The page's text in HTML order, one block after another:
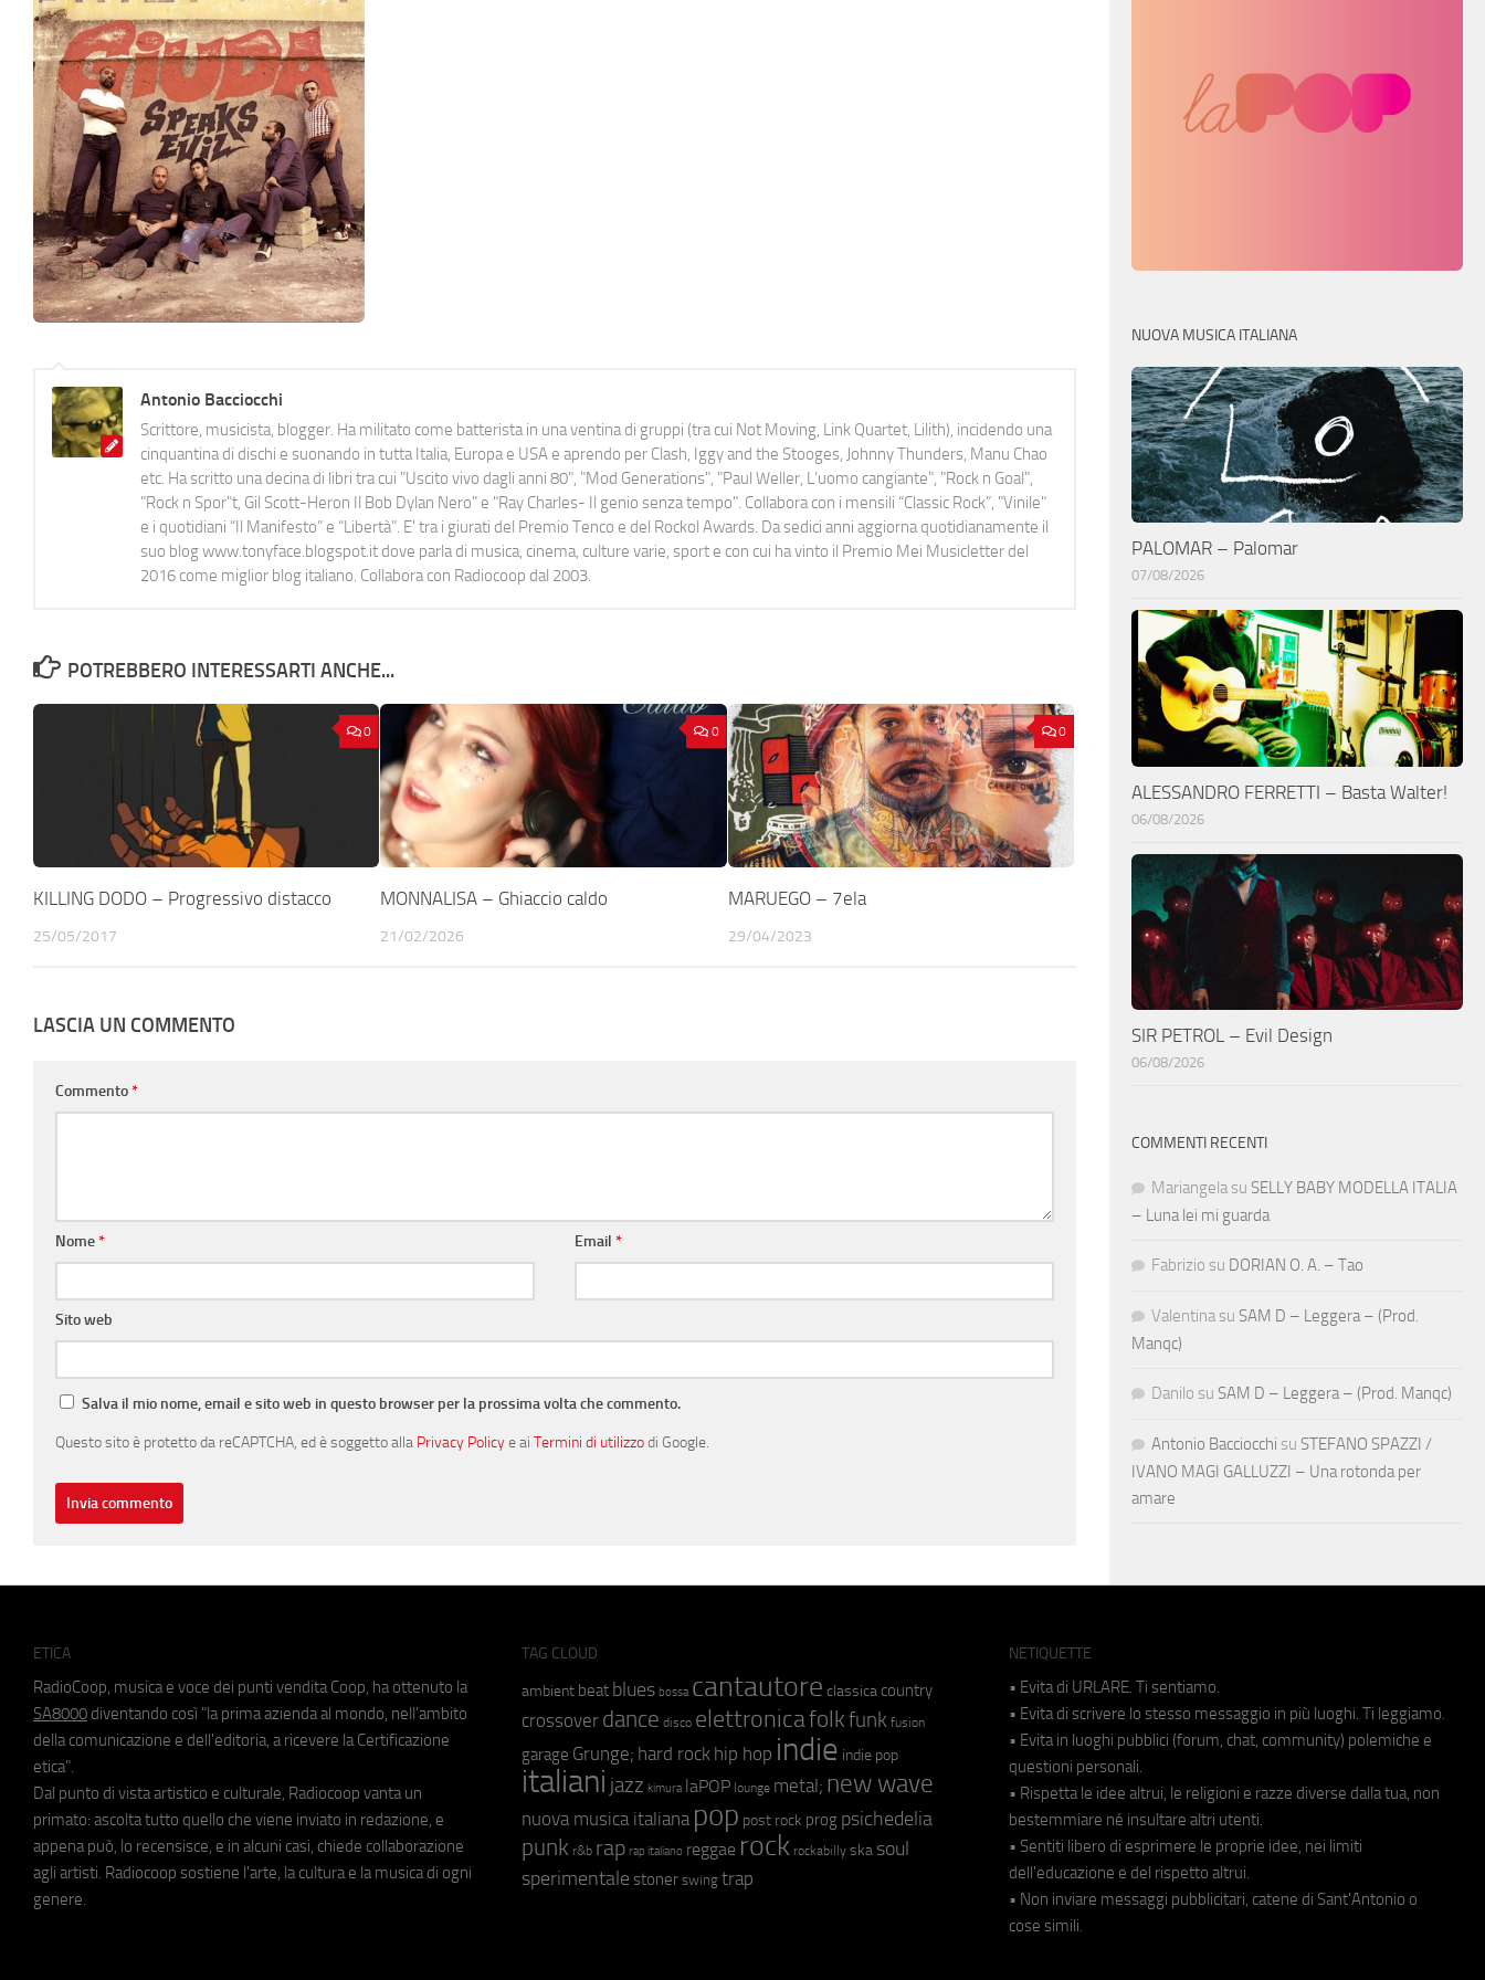
Antonio Bacciocchi
Scrittore, musicista, blogger. Ha militato come batterista in una ventina di gruppi (tra cui Not Moving, Link Quartet, Lilith), incidendo una
cinquantina di dischi e suonando in tutta Italia, Europa e USA e aprendo per Clash, Iggy and the Stooges, Johnny Thunders, Manu Chao
etc. Ha scritto una decina di libri tra cui "Uscito vivo dagli anni 80", "Mod Generations", "Paul Weller, L’uomo cangiante", "Rock n Goal",
"Rock n Spor"t, Gil Scott-Heron Il Bob Dylan Nero" e "Ray Charles- Il genio senza tempo". Collabora con i mensili “Classic Rock”, "Vinile"
e i quotidiani “Il Manifesto” e “Libertà”. E' tra i giurati del Premio Tenco e del Rockol Awards. Da sedici anni aggiorna quotidianamente il
suo blog www.tonyface.blogspot.it dove parla di musica, cinema, culture varie, sport e con cui ha vinto il Premio Mei Musicletter del
2016 come miglior blog italiano. Collabora con Radiocoop dal 2003.
POTREBBERO INTERESSARTI ANCHE...
0
KILLING DODO – Progressivo distacco
25/05/2017
0
MONNALISA – Ghiaccio caldo
21/02/2026
0
MARUEGO – 7ela
29/04/2023
LASCIA UN COMMENTO
Commento*
Nome* Email*
Sito web
Salva il mio nome, email e sito web in questo browser per la prossima volta che commento.
Questo sito è protetto da reCAPTCHA, ed è soggetto alla Privacy Policye ai Termini di utilizzodi Google.
NUOVA MUSICA ITALIANA
PALOMAR – Palomar
07/08/2026
ALESSANDRO FERRETTI – Basta Walter!
06/08/2026
SIR PETROL – Evil Design
06/08/2026
COMMENTI RECENTI
Mariangela su SELLY BABY MODELLA ITALIA
– Luna lei mi guarda
Fabrizio su DORIAN O. A. – Tao
Valentina su SAM D – Leggera – (Prod.
Manqc)
Danilo su SAM D – Leggera – (Prod. Manqc)
Antonio Bacciocchi su STEFANO SPAZZI /
IVANO MAGI GALLUZZI – Una rotonda per
amare
ETICA
RadioCoop, musica e voce dei punti vendita Coop, ha ottenuto la
SA8000 diventando così "la prima azienda al mondo, nell'ambito
della comunicazione e dell'editoria, a ricevere la Certificazione
etica".
Dal punto di vista artistico e culturale, Radiocoop vanta un
primato: ascolta tutto quello che viene inviato in redazione, e
appena può, lo recensisce, e in alcuni casi, chiede collaborazione
agli artisti. Radiocoop sostiene l'arte, la cultura e la musica di ogni
genere.
TAG CLOUD
ambient beat blues bossa cantautore classica country
crossover dance disco elettronicafolkfunk fusion
garage Grunge; hard rock hip hop indie indie pop
italiani jazz kimura laPOP lounge metal; new wave
nuova musica italiana pop post rock prog psichedelia
punk r&b rap rap italiano reggae rock rockabilly ska soul
sperimentale stoner swing trap
NETIQUETTE
• Evita di URLARE. Ti sentiamo.
• Evita di scrivere lo stesso messaggio in più luoghi. Ti leggiamo.
• Evita in luoghi pubblici (forum, chat, community) polemiche e
questioni personali.
• Rispetta le idee altrui, le religioni e razze diverse dalla tua, non
bestemmiare né insultare altri utenti.
• Sentiti libero di esprimere le proprie idee, nei limiti
dell'educazione e del rispetto altrui.
• Non inviare messaggi pubblicitari, catene di Sant'Antonio o
cose simili.